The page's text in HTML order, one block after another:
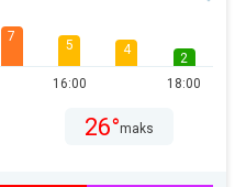
7
5
16:00
4
2
18:00
26°maks